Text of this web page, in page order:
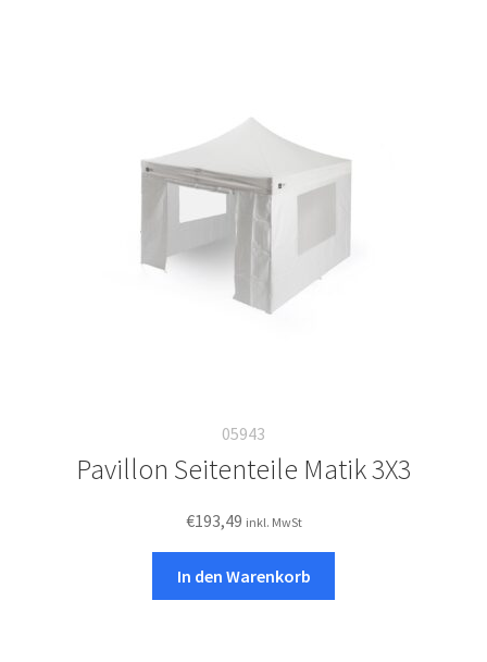
05943
Pavillon Seitenteile Matik 3X3
€193,49 inkl. MwSt
In den Warenkorb